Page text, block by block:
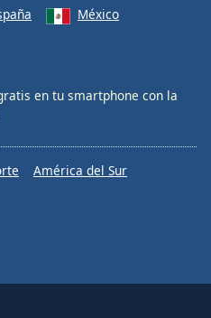
México
en tu smartphone con la
América del Sur